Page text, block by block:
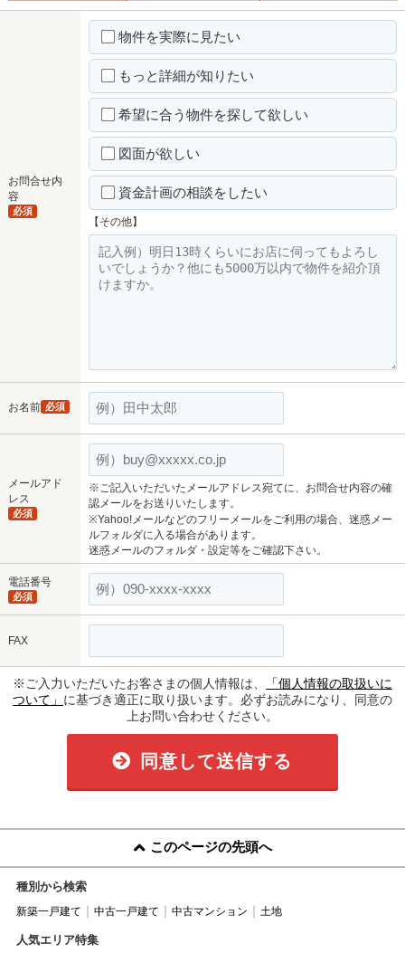
お問合せ内
容
必須
物件を実際に見たい
もっと詳細が知りたい
希望に合う物件を探して欲しい
図面が欲しい
資金計画の相談をしたい
【その他】
お名前 必須
メールアド
レス
必須
※ご記入いただいたメールアドレス宛てに、お問合せ内容の確
認メールをお送りいたします。
※Yahoo!メールなどのフリーメールをご利用の場合、迷惑メー
ルフォルダに入る場合があります。
迷惑メールのフォルダ・設定等をご確認下さい。
電話番号
必須
FAX
※ご入力いただいたお客さまの個人情報は、
「個人情報の取扱いに
ついて」 に基づき適正に取り扱います。必ずお読みになり、同意の
上お問い合わせください。
同意して送信する
このページの先頭へ
種別から検索
新築一戸建て 中古一戸建て 中古マンション 土地
人気エリア特集